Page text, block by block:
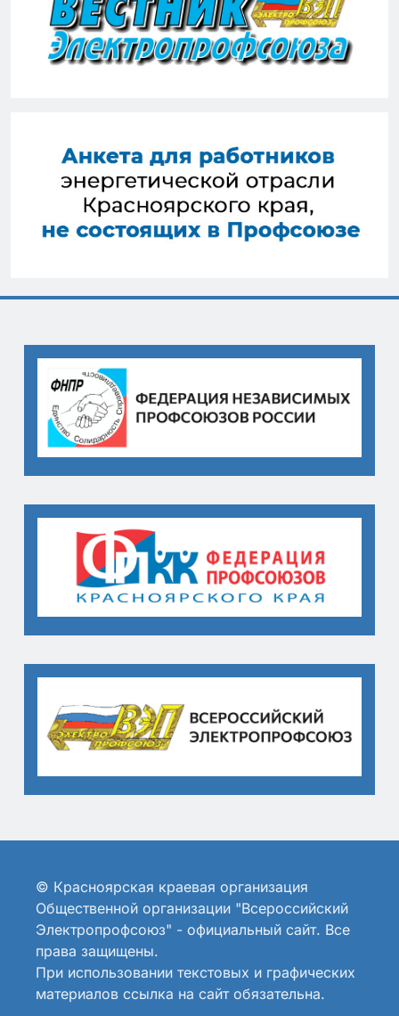
© Красноярская краевая организация
Общественной организации "Всероссийский
Электропрофсоюз" - официальный сайт. Все
права защищены.
При использовании текстовых и графических
материалов ссылка на сайт обязательна.